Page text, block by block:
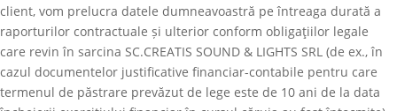
client, vom prelucra datele dumneavoastră pe întreaga durată a
raporturilor contractuale și ulterior conform obligaţiilor legale
care revin în sarcina SC.CREATIS SOUND & LIGHTS SRL (de ex., în
cazul documentelor justificative financiar-contabile pentru care
termenul de păstrare prevăzut de lege este de 10 ani de la data